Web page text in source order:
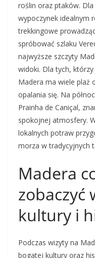
roślin oraz ptaków.
wypoczynek idealnym
trekkingowe
spróbować szlaku
najwyższe szczyty
widoki. Dla tych,
Madera ma wiele plaż
opalania się. Na
Prainha de Caniçal,
spokojnej atmosfery.
lokalnych potraw
morza w tradycyjnych
Madera
zobaczyć
kultury i
Podczas wizyty na
bogatej kultury oraz